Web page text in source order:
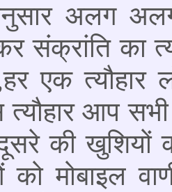
अलग
संक्रांति का
एक
त्यौहार आप
की खुशियों
को मोबाइल